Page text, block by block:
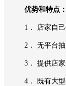
优势和特点：
1． 店家自
2． 无平台
3． 提供店
4． 既有大